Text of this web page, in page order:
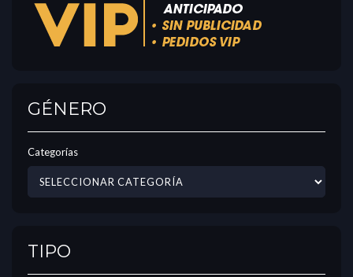
GÉNERO
Categorías
TIPO